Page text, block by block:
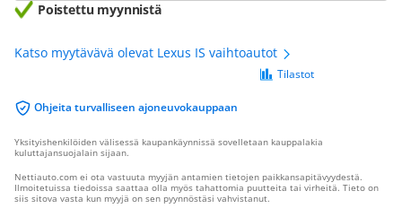
Poistettu myynnistä
Katso myytävävä olevat Lexus IS vaihtoautot
Ohjeita turvalliseen ajoneuvokauppaan
Tilastot
Yksityishenkilöiden välisessä kaupankäynnissä sovelletaan kauppalakia
kuluttajansuojalain sijaan.
Nettiauto.com ei ota vastuuta myyjän antamien tietojen paikkansapitävyydestä.
Ilmoitetuissa tiedoissa saattaa olla myös tahattomia puutteita tai virheitä. Tieto on
siis sitova vasta kun myyjä on sen pyynnöstäsi vahvistanut.